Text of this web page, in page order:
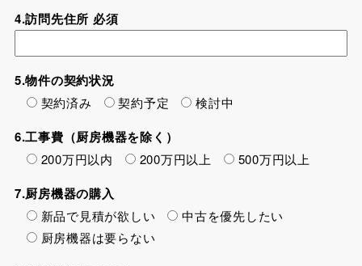
4.訪問先住所 必須
5.物件の契約状況
契約済み 契約予定 検討中
6.工事費（厨房機器を除く）
200万円以内 200万円以上 500万円以上
7.厨房機器の購入
新品で見積が欲しい
中古を優先したい
厨房機器は要らない